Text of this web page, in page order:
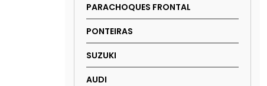
PARACHOQUES FRONTAL
PONTEIRAS
SUZUKI
AUDI